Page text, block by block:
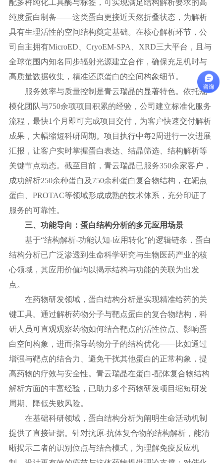
配多种纯化工具酶与标签，可实现满足结构解析要求的高
纯度蛋白制备——这类蛋白更接近天然折叠状态，为解析
具有生理活性的空间结构奠定基础。在核心解析环节，公
司自主拥有MicroED、CryoEM-SPA、XRD三大平台，且与
全球范围内知名同步辐射光源建立合作，确保充足机时与
高质量数据收集，精准还原蛋白的空间构象细节。
服务效率与质量控制是青云瑞晶的显著特色。依托规
模化团队与750余项项目积累的经验，公司建立标准化服务
流程，最快1个月即可完成项目交付，为客户快速交付解析
成果，大幅缩短科研周期。项目执行中每2周进行一次进展
汇报，让客户实时掌握蛋白表达、结晶筛选、结构解析等
关键节点动态。截至目前，青云瑞晶已服务350余家客户，
成功解析250余种蛋白及750余种蛋白复合物结构，在靶点
蛋白、PROTAC等领域形成成熟的技术体系，充分印证了
服务的可靠性。
三、功能导向：蛋白结构分析的多元应用场景
基于“结构解析-功能认知-应用转化”的逻辑链条，蛋白
结构分析已广泛渗透到生命科学研究与生物医药产业的核
心领域，其应用价值均以揭示结构与功能的关联为出发
点。
在药物研发领域，蛋白结构分析是实现精准给药的关
键工具。通过解析药物分子与靶点蛋白的复合物结构，科
研人员可直观观察药物如何结合靶点的活性位点、影响蛋
白空间构象，进而指导药物分子的结构优化——比如通过
增强与靶点的结合力、避免干扰其他蛋白的正常构象，提
高药物的疗效与安全性。青云瑞晶在蛋白-配体复合物结构
解析方面的丰富经验，已助力多个药物研发项目缩短研发
周期、降低失败风险。
在基础科研领域，蛋白结构分析为阐明生命活动机制
提供了直接证据。针对抗原-抗体复合物的结构解析，能清
晰揭示二者的识别位点与结合模式，为理解免疫反应机